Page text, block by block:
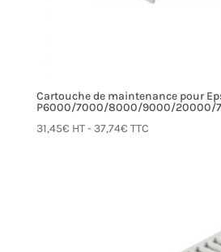
Cartouche de maintenance pour
P6000/7000/8000/9000/20000/
31,45€ HT -37,74€ TTC